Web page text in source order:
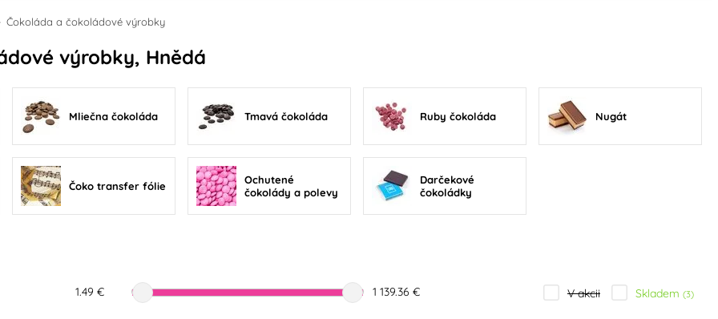
Čokoláda a čokoládové výrobky
výrobky, Hnědá
Mliečna čokoláda Tmavá čokoláda Ruby čokoláda Nugát
Čoko transfer fólie
Ochutené
čokolády a polevy
Darčekové
čokoládky
1.49 € 1 139.36 € V akcii Skladem (3)